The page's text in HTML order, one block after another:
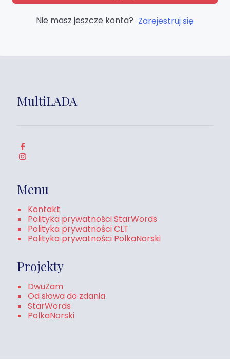
Nie masz jeszcze konta? Zarejestruj się
MultiLADA
Menu
Kontakt
Polityka prywatności StarWords
Polityka prywatności CLT
Polityka prywatności PolkaNorski
Projekty
DwuZam
Od słowa do zdania
StarWords
PolkaNorski